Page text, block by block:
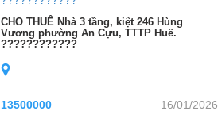
CHO THUÊ Nhà 3 tầng, kiệt 246 Hùng
Vương phường An Cựu, TTTP Huế.
????????????
13500000 16/01/2026